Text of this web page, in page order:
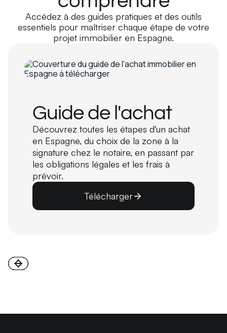
Accédez à des guides pratiques et des outils
essentiels pour maîtriser chaque étape de votre
projet immobilier en Espagne.
Guide de l'achat
Découvrez toutes les étapes d'un achat
en Espagne, du choix de la zone à la
signature chez le notaire, en passant par
les obligations légales et les frais à
prévoir.
Télécharger